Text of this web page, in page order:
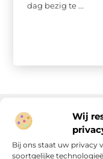
Wij
Bij ons staat uw privacy
soortgelijke
dag bezig te ...
Onze